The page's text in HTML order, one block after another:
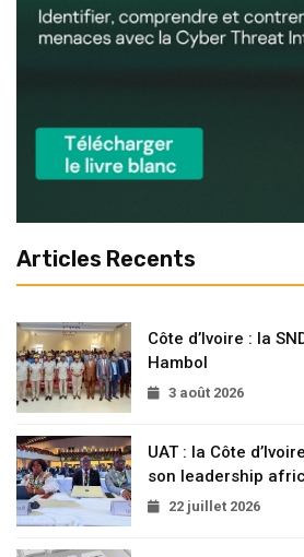
Articles Recents
Côte d’Ivoire : la
Hambol
3 août 2026
UAT : la Côte
son leadership
22 juillet 2026